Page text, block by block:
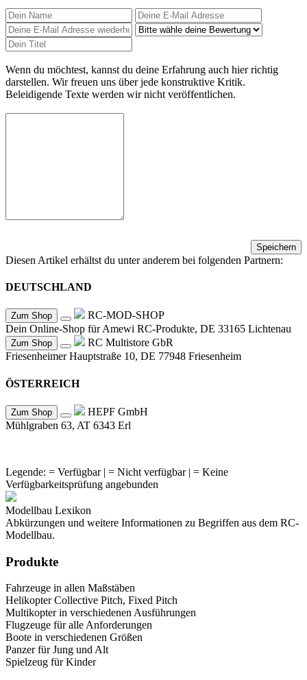
Wenn du möchtest, kannst du deine Erfahrung auch hier richtig
darstellen. Wir freuen uns über jede konstruktive Kritik.
Beleidigende Texte werden wir nicht veröffentlichen.
Speichern
Diesen Artikel erhältst du unter anderem bei folgenden Partnern:
DEUTSCHLAND
Zum Shop
RC-MOD-SHOP
Dein Online-Shop für Amewi RC-Produkte, DE 33165 Lichtenau
Zum Shop
RC Multistore GbR
Friesenheimer Hauptstraße 10, DE 77948 Friesenheim
ÖSTERREICH
Zum Shop
HEPF GmbH
Mühlgraben 63, AT 6343 Erl
Legende: = Verfügbar | = Nicht verfügbar | = Keine
Verfügbarkeitsprüfung angebunden
Modellbau Lexikon
Abkürzungen und weitere Informationen zu Begriffen aus dem RC-
Modellbau.
Produkte
Fahrzeuge in allen Maßstäben
Helikopter Collective Pitch, Fixed Pitch
Multikopter in verschiedenen Ausführungen
Flugzeuge für alle Anforderungen
Boote in verschiedenen Größen
Panzer für Jung und Alt
Spielzeug für Kinder